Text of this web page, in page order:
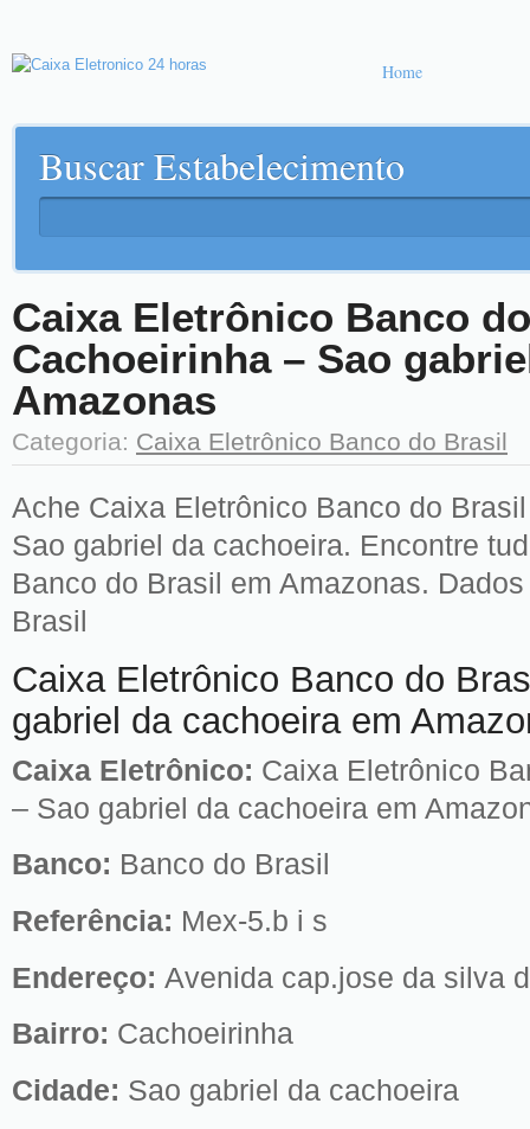
Home
Buscar Estabelecimento
Caixa Eletrônico Banco
Cachoeirinha – Sao
Amazonas
Categoria: Caixa Eletrônico Banco do Brasil
Ache Caixa Eletrônico Banco do
Sao gabriel da cachoeira. Encontre
Banco do Brasil em Amazonas.
Brasil
Caixa Eletrônico Banco do
gabriel da cachoeira em
Caixa Eletrônico: Caixa Eletrônico
– Sao gabriel da cachoeira em
Banco: Banco do Brasil
Referência: Mex-5.b i s
Endereço: Avenida cap.jose da silva
Bairro: Cachoeirinha
Cidade: Sao gabriel da cachoeira